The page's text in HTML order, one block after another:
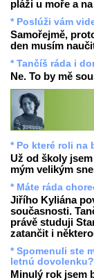
pláži u moře a
* Poslúži vám
Samořejmě,
den musím
* Tančíš ráda i
Ne. To by mě
* Po které roli na
Už od školy
mým velikým
* Máte ráda
Jiřího Kyliána
současnosti.
právě studuji
zatančit i
* Spomenuli ste
letnú
Minulý rok jsem